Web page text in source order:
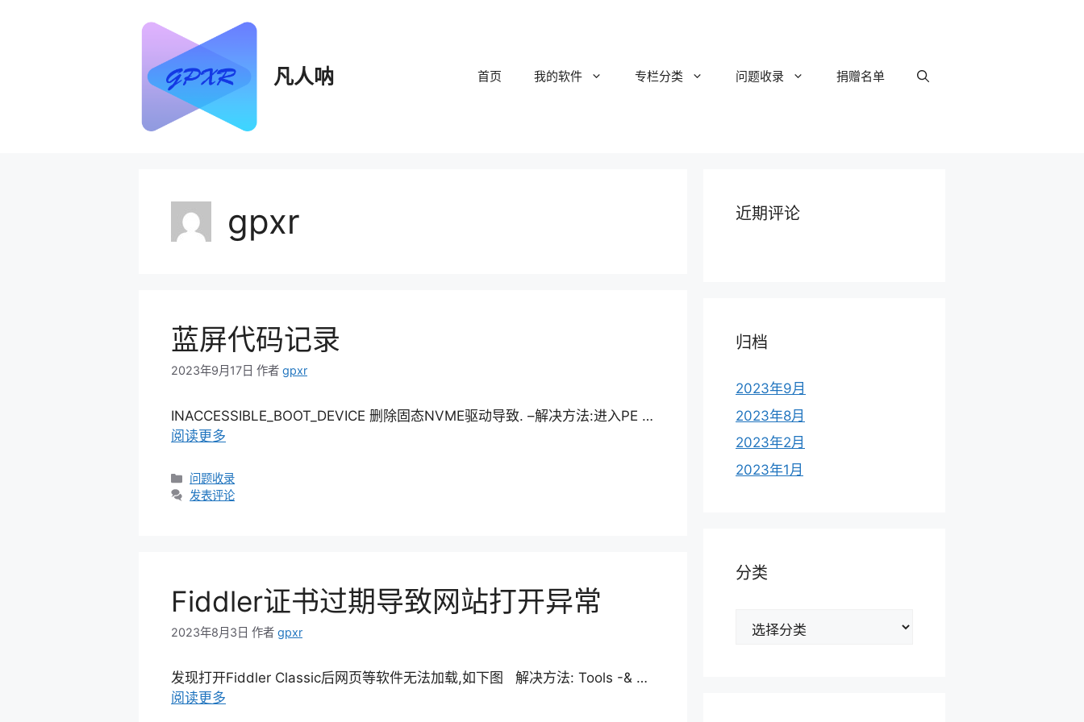
凡人呐 首页 我的软件 专栏分类 问题收录 捐赠名单
gpxr
蓝屏代码记录
2023年9月17日 作者 gpxr
INACCESSIBLE_BOOT_DEVICE 删除固态NVME驱动导致. –解决方法:进入PE …
阅读更多
分
类
问题收录
发表评论
Fiddler证书过期导致网站打开异常
2023年8月3日 作者 gpxr
发现打开Fiddler Classic后网页等软件无法加载,如下图 解决方法: Tools -& …
阅读更多
近期评论
归档
2023年9月
2023年8月
2023年2月
2023年1月
分类